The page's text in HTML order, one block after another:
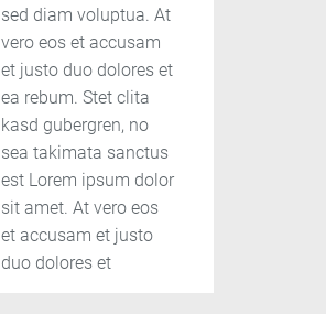
sed diam voluptua. At
vero eos et accusam
et justo duo dolores et
ea rebum. Stet clita
kasd gubergren, no
sea takimata sanctus
est Lorem ipsum dolor
sit amet. At vero eos
et accusam et justo
duo dolores et